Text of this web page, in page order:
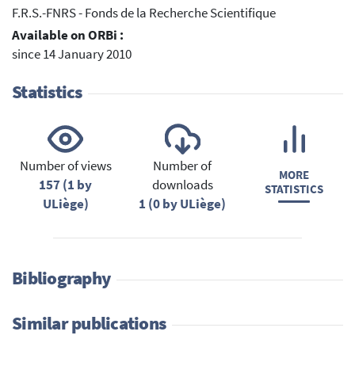
F.R.S.-FNRS - Fonds de la Recherche Scientifique
Available on ORBi :
since 14 January 2010
Statistics
Number of views
157 (1 by
ULiège)
Number of
downloads
1 (0 by ULiège)
MORE
STATISTICS
Bibliography
Similar publications